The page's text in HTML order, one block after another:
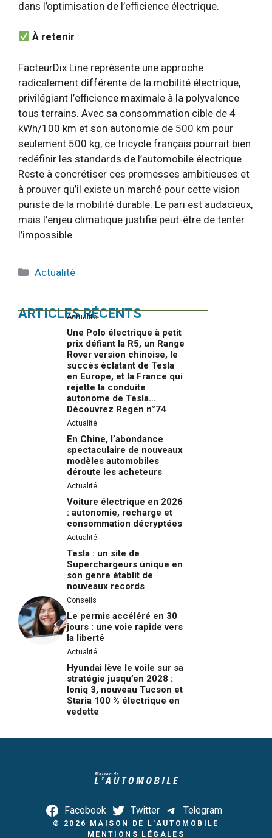
dans l’optimisation de l’efficience électrique.
À retenir :
FacteurDix Line représente une approche
radicalement différente de la mobilité électrique,
privilégiant l’efficience maximale à la polyvalence
tous terrains. Avec sa consommation cible de 4
kWh/100 km et son autonomie de 500 km pour
seulement 500 kg, ce tricycle français pourrait bien
redéfinir les standards de l’automobile électrique.
Reste à concrétiser ces promesses ambitieuses et
à prouver qu’il existe un marché pour cette vision
puriste de la mobilité durable. Le pari est audacieux,
mais l’enjeu climatique justifie peut-être de tenter
l’impossible.
Catégories
Actualité
ARTICLES RÉCENTS
Actualité
Une Polo électrique à petit
prix défiant la R5, un Range
Rover version chinoise, le
succès éclatant de Tesla
en Europe, et la France qui
rejette la conduite
autonome de Tesla…
Découvrez Regen n°74
Actualité
En Chine, l’abondance
spectaculaire de nouveaux
modèles automobiles
déroute les acheteurs
Actualité
Voiture électrique en 2026
: autonomie, recharge et
consommation décryptées
Actualité
Tesla : un site de
Superchargeurs unique en
son genre établit de
nouveaux records
Conseils
Le permis accéléré en 30
jours : une voie rapide vers
la liberté
Actualité
Hyundai lève le voile sur sa
stratégie jusqu’en 2028 :
Ioniq 3, nouveau Tucson et
Staria 100 % électrique en
vedette
Facebook Twitter Telegram
© 2026 MAISON DE L'AUTOMOBILE
MENTIONS LÉGALES